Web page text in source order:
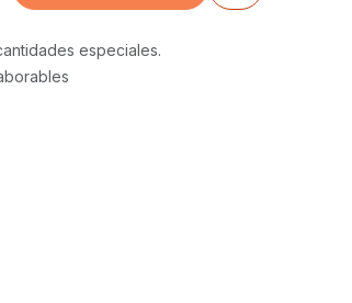
especiales.